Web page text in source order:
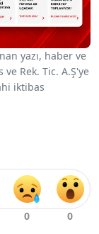
yazı, haber ve
Rek. Tic. A.Ş'ye
iktibas